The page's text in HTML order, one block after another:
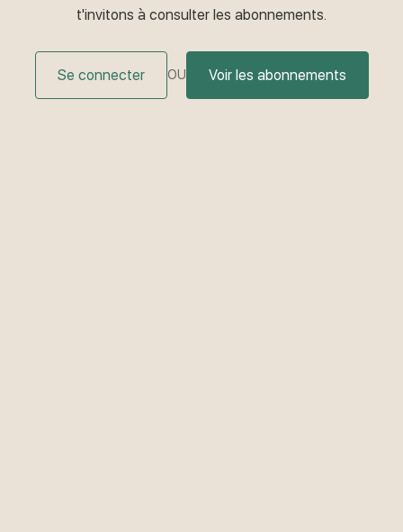
t'invitons à consulter les abonnements.
Se connecter OU Voir les abonnements